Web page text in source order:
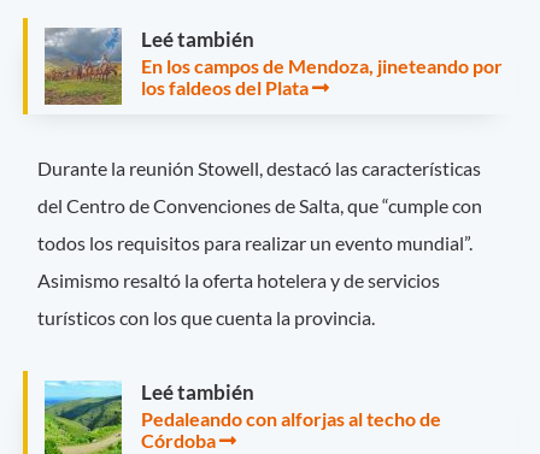
Leé también
En los campos de Mendoza, jineteando por
los faldeos del Plata
Durante la reunión Stowell, destacó las características
del Centro de Convenciones de Salta, que “cumple con
todos los requisitos para realizar un evento mundial”.
Asimismo resaltó la oferta hotelera y de servicios
turísticos con los que cuenta la provincia.
Leé también
Pedaleando con alforjas al techo de
Córdoba